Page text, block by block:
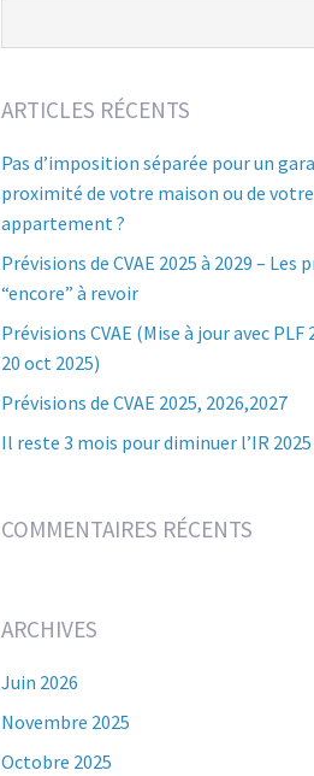
ARTICLES RÉCENTS
Pas d’imposition séparée pour un
proximité de votre maison ou de votre
appartement ?
Prévisions de CVAE 2025 à 2029 – Les
“encore” à revoir
Prévisions CVAE (Mise à jour avec PLF
20 oct 2025)
Prévisions de CVAE 2025, 2026,2027
Il reste 3 mois pour diminuer l’IR 2025
COMMENTAIRES RÉCENTS
ARCHIVES
Juin 2026
Novembre 2025
Octobre 2025